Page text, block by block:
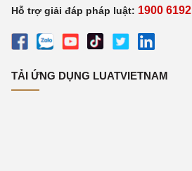
Hỗ trợ giải đáp pháp luật: 1900 6192
TẢI ỨNG DỤNG LUATVIETNAM